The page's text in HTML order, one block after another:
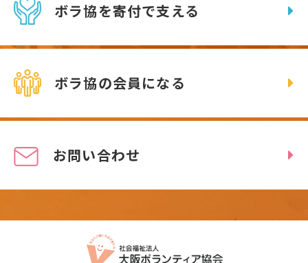
ボラ協を寄付で支える
ボラ協の会員になる
お問い合わせ